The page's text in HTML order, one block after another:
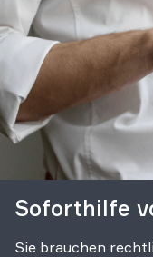
Soforthilfe
Sie brauchen